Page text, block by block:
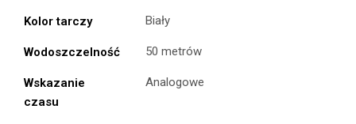
Kolor tarczy Biały
Wodoszczelność 50 metrów
Wskazanie
czasu
Analogowe